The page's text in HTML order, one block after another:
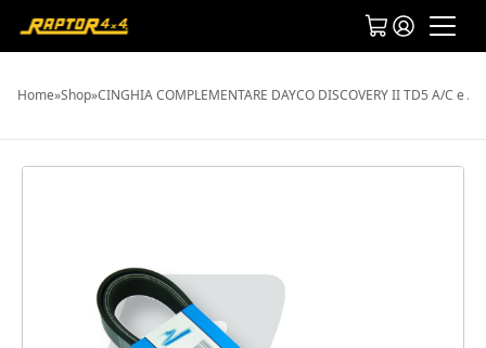
Home»Shop»CINGHIA COMPLEMENTARE DAYCO DISCOVERY II TD5 A/C e